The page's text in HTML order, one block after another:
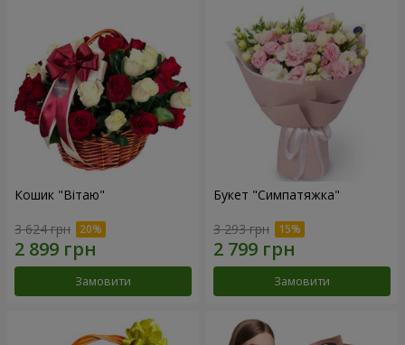
Кошик "Вітаю"
3 624 грн
Замовити
Букет "Симпатяжка"
3 293 грн
Замовити